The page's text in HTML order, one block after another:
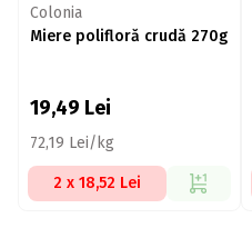
Colonia
Miere polifloră crudă 270g
19,49 Lei
72,19 Lei/kg
2 x 18,52 Lei